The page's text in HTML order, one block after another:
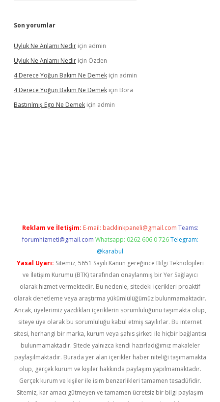
Son yorumlar
Uyluk Ne Anlamı Nedir için admin
Uyluk Ne Anlamı Nedir için Özden
4 Derece Yoğun Bakım Ne Demek için admin
4 Derece Yoğun Bakım Ne Demek için Bora
Bastırılmış Ego Ne Demek için admin
Reklam ve İletişim: E-mail: backlinkpaneli@gmail.com Teams:
forumhizmeti@gmail.com Whatsapp: 0262 606 0 726 Telegram:
@karabul
Yasal Uyarı: Sitemiz, 5651 Sayılı Kanun gereğince Bilgi Teknolojileri
ve İletişim Kurumu (BTK) tarafından onaylanmış bir Yer Sağlayıcı
olarak hizmet vermektedir. Bu nedenle, sitedeki içerikleri proaktif
olarak denetleme veya araştırma yükümlülüğümüz bulunmamaktadır.
Ancak, üyelerimiz yazdıkları içeriklerin sorumluluğunu taşımakta olup,
siteye üye olarak bu sorumluluğu kabul etmiş sayılırlar. Bu internet
sitesi, herhangi bir marka, kurum veya şahıs şirketi ile hiçbir bağlantısı
bulunmamaktadır. Sitede yalnızca kendi hazırladığımız makaleler
paylaşılmaktadır. Burada yer alan içerikler haber niteliği taşımamakta
olup, gerçek kurum ve kişiler hakkında paylaşım yapılmamaktadır.
Gerçek kurum ve kişiler ile isim benzerlikleri tamamen tesadüfidir.
Sitemiz, kar amacı gütmeyen ve tamamen ücretsiz bir bilgi paylaşım